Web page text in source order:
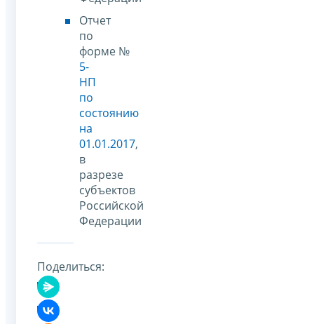
Отчет
по
форме №
5-
НП
по
состоянию
на
01.01.2017,
в
разрезе
субъектов
Российской
Федерации
Поделиться: